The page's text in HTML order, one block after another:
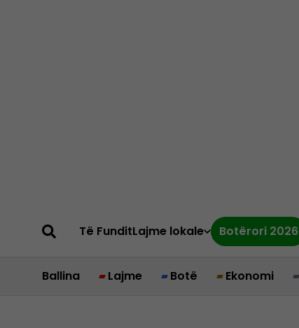
Të FunditLajme lokale Botërori 2026
Ballina Lajme Botë Ekonomi